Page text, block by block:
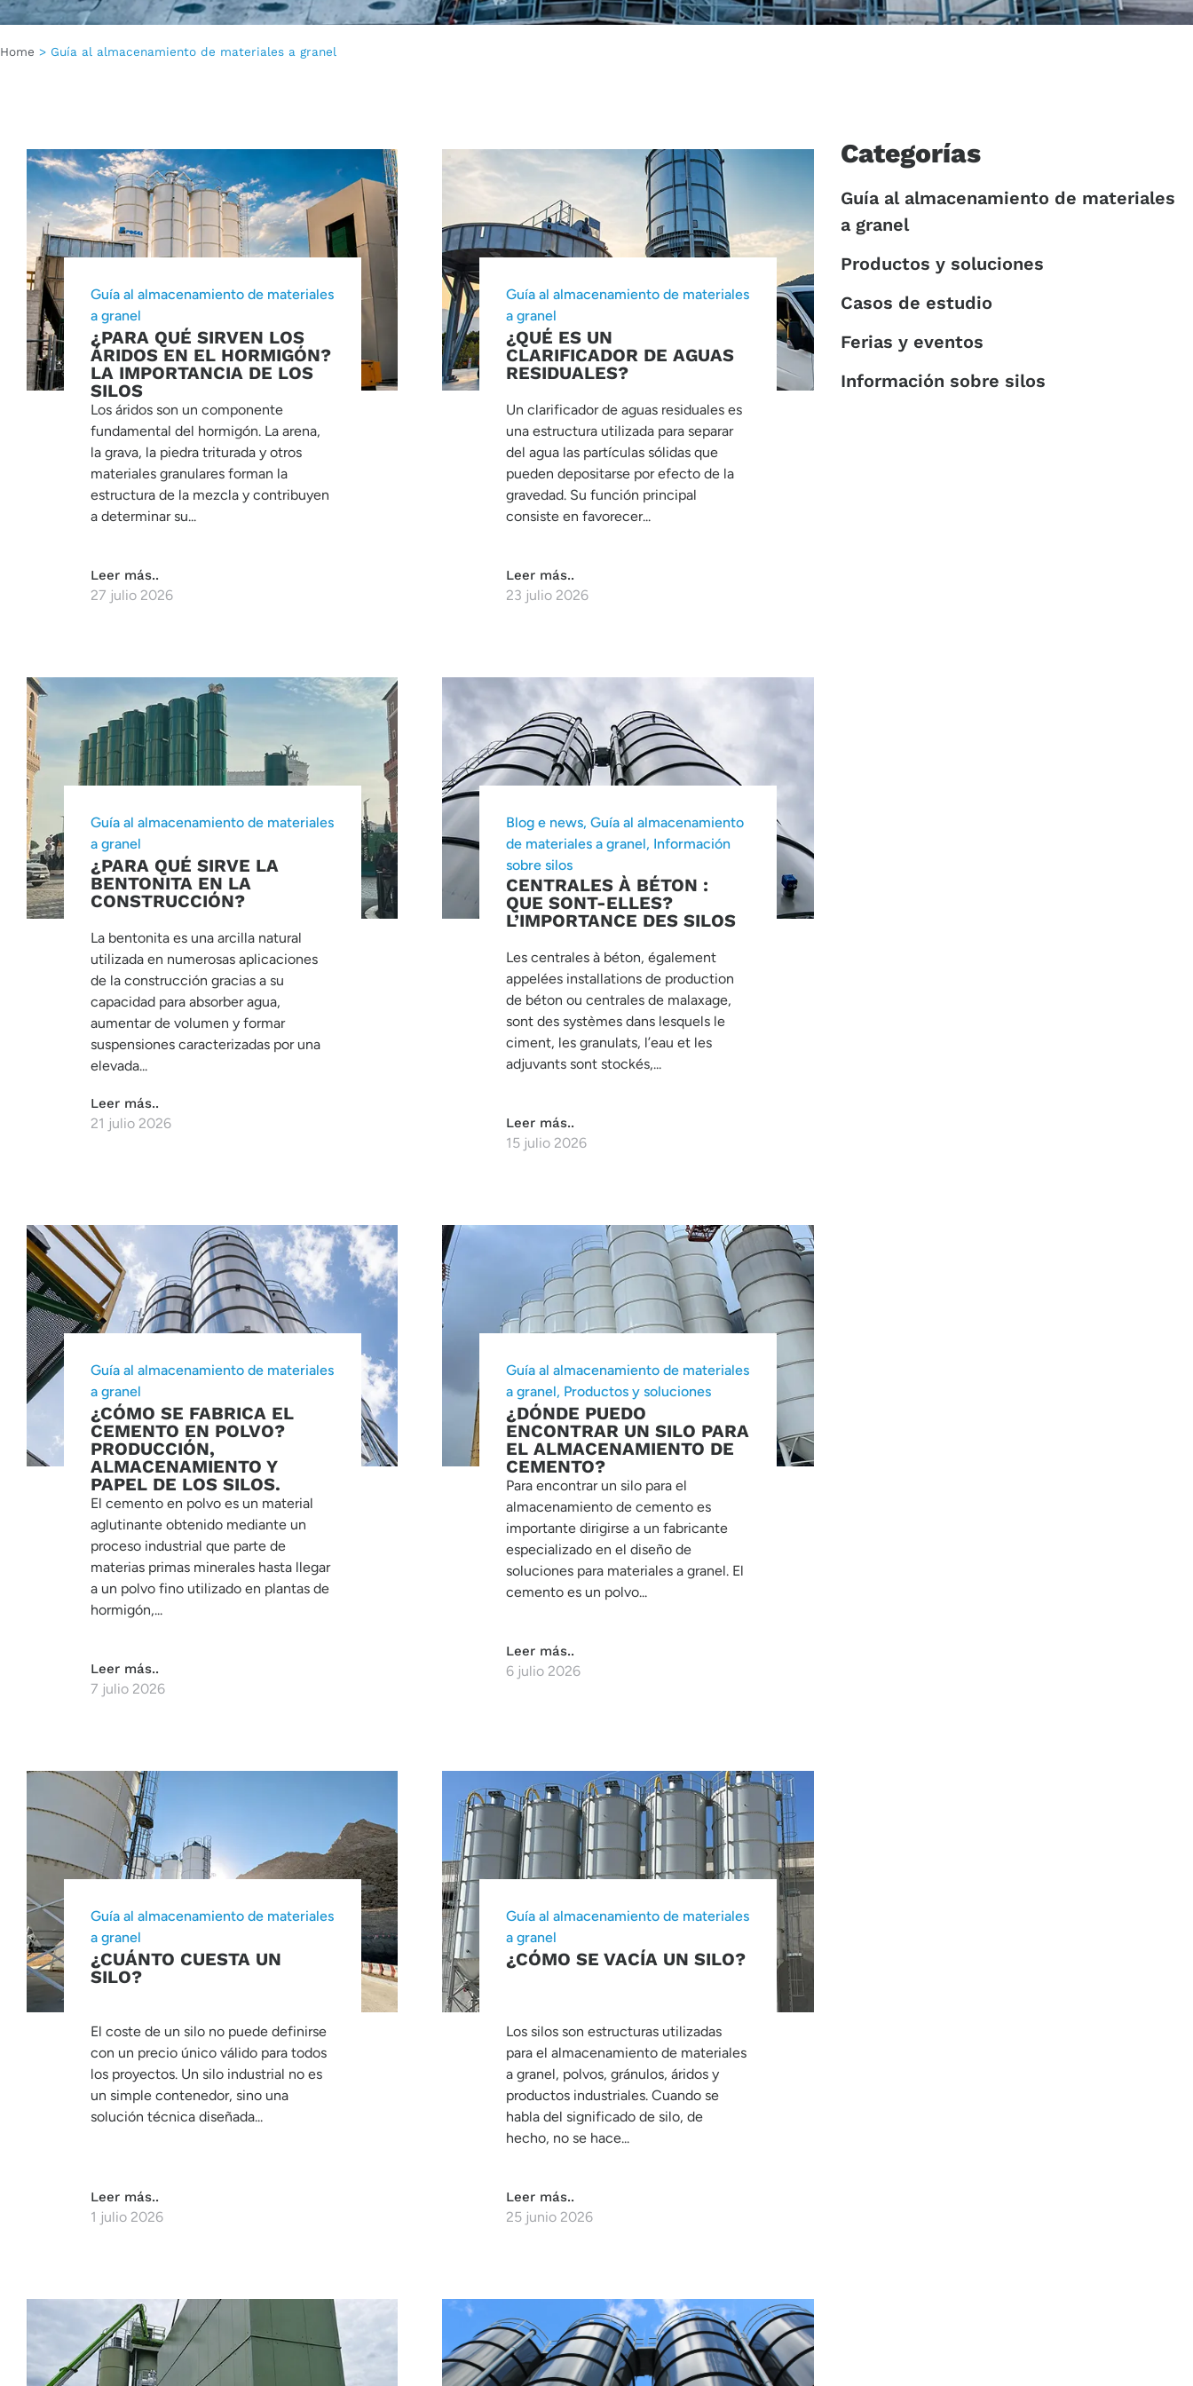
Home > Guía al almacenamiento de materiales a granel
Guía al almacenamiento de materiales
a granel
¿PARA QUÉ SIRVEN LOS
ÁRIDOS EN EL HORMIGÓN?
LA IMPORTANCIA DE LOS
SILOS
Los áridos son un componente
fundamental del hormigón. La arena,
la grava, la piedra triturada y otros
materiales granulares forman la
estructura de la mezcla y contribuyen
a determinar su...
Leer más..
27 julio 2026
Guía al almacenamiento de materiales
a granel
¿QUÉ ES UN
CLARIFICADOR DE AGUAS
RESIDUALES?
Un clarificador de aguas residuales es
una estructura utilizada para separar
del agua las partículas sólidas que
pueden depositarse por efecto de la
gravedad. Su función principal
consiste en favorecer...
Leer más..
23 julio 2026
Guía al almacenamiento de materiales
a granel
¿PARA QUÉ SIRVE LA
BENTONITA EN LA
CONSTRUCCIÓN?
La bentonita es una arcilla natural
utilizada en numerosas aplicaciones
de la construcción gracias a su
capacidad para absorber agua,
aumentar de volumen y formar
suspensiones caracterizadas por una
elevada...
Leer más..
21 julio 2026
Blog e news,Guía al almacenamiento
de materiales a granel, Información
sobre silos
CENTRALES À BÉTON :
QUE SONT-ELLES?
L’IMPORTANCE DES SILOS
Les centrales à béton, également
appelées installations de production
de béton ou centrales de malaxage,
sont des systèmes dans lesquels le
ciment, les granulats, l’eau et les
adjuvants sont stockés,...
Leer más..
15 julio 2026
Guía al almacenamiento de materiales
a granel
¿CÓMO SE FABRICA EL
CEMENTO EN POLVO?
PRODUCCIÓN,
ALMACENAMIENTO Y
PAPEL DE LOS SILOS.
El cemento en polvo es un material
aglutinante obtenido mediante un
proceso industrial que parte de
materias primas minerales hasta llegar
a un polvo fino utilizado en plantas de
hormigón,...
Leer más..
7 julio 2026
Guía al almacenamiento de materiales
a granel, Productos y soluciones
¿DÓNDE PUEDO
ENCONTRAR UN SILO PARA
EL ALMACENAMIENTO DE
CEMENTO?
Para encontrar un silo para el
almacenamiento de cemento es
importante dirigirse a un fabricante
especializado en el diseño de
soluciones para materiales a granel. El
cemento es un polvo...
Leer más..
6 julio 2026
Guía al almacenamiento de materiales
a granel
¿CUÁNTO CUESTA UN
SILO?
El coste de un silo no puede definirse
con un precio único válido para todos
los proyectos. Un silo industrial no es
un simple contenedor, sino una
solución técnica diseñada...
Leer más..
1 julio 2026
Guía al almacenamiento de materiales
a granel
¿CÓMO SE VACÍA UN SILO?
Los silos son estructuras utilizadas
para el almacenamiento de materiales
a granel, polvos, gránulos, áridos y
productos industriales. Cuando se
habla del significado de silo, de
hecho, no se hace...
Leer más..
25 junio 2026
Categorías
Guía al almacenamiento de materiales
a granel
Productos y soluciones
Casos de estudio
Ferias y eventos
Información sobre silos